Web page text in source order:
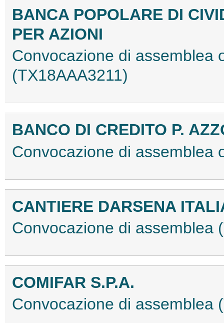
BANCA POPOLARE DI
PER AZIONI
Convocazione di assemblea
(TX18AAA3211)
BANCO DI CREDITO P.
Convocazione di assemblea
CANTIERE DARSENA
Convocazione di assemblea
COMIFAR S.P.A.
Convocazione di assemblea